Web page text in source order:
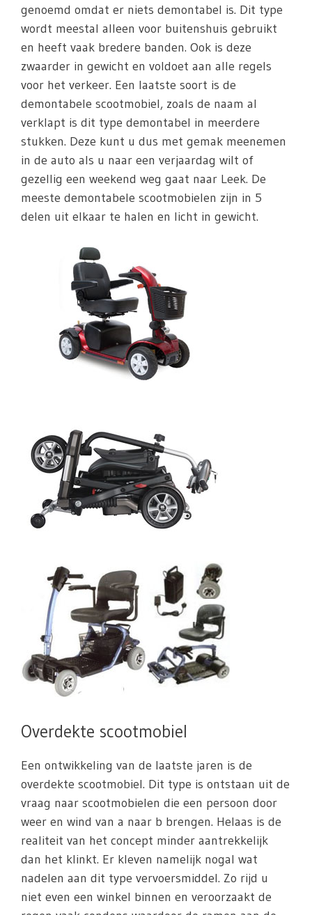
genoemd omdat er niets demontabel is. Dit type
wordt meestal alleen voor buitenshuis gebruikt
en heeft vaak bredere banden. Ook is deze
zwaarder in gewicht en voldoet aan alle regels
voor het verkeer. Een laatste soort is de
demontabele scootmobiel, zoals de naam al
verklapt is dit type demontabel in meerdere
stukken. Deze kunt u dus met gemak meenemen
in de auto als u naar een verjaardag wilt of
gezellig een weekend weg gaat naar Leek. De
meeste demontabele scootmobielen zijn in 5
delen uit elkaar te halen en licht in gewicht.
Overdekte scootmobiel
Een ontwikkeling van de laatste jaren is de
overdekte scootmobiel. Dit type is ontstaan uit de
vraag naar scootmobielen die een persoon door
weer en wind van a naar b brengen. Helaas is de
realiteit van het concept minder aantrekkelijk
dan het klinkt. Er kleven namelijk nogal wat
nadelen aan dit type vervoersmiddel. Zo rijd u
niet even een winkel binnen en veroorzaakt de